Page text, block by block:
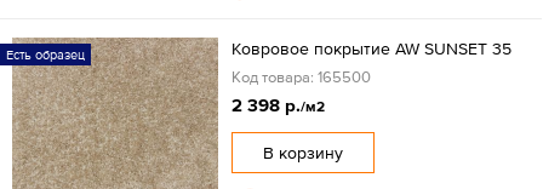
Есть образец Ковровое покрытие AW SUNSET 35
Код товара: 165500
2 398 р./м2
В корзину